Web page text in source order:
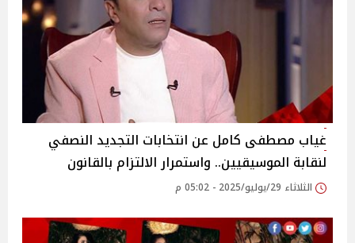
غياب مصطفى كامل عن انتخابات التجديد النصفي
لنقابة الموسيقيين.. واستمرار الالتزام بالقانون‎
الثلاثاء 29/يوليو/2025 - 05:02 م